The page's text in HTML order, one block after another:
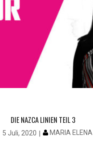
DIE NAZCA LINIEN TEIL 3
5 Juli, 2020 MARIA ELENA